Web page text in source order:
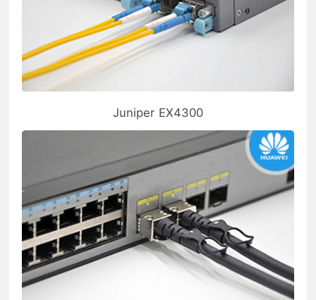
Juniper EX4300